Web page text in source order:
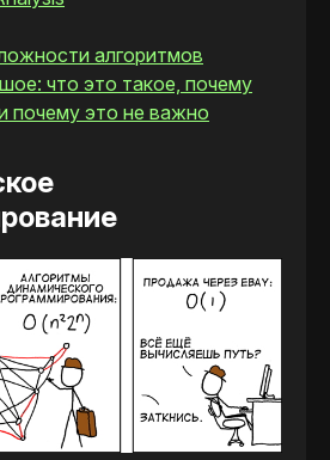
алгоритмов
что это такое, почему
почему это не важно